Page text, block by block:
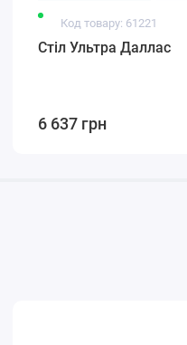
Код товару: 61221
Стіл Ультра Даллас
6 637 грн